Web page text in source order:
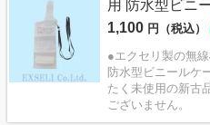
用 防水型ビニ
1,100 円（税込）
●エクセリ製の無
防水型ビニールケ
たく未使用の新古
ございません。